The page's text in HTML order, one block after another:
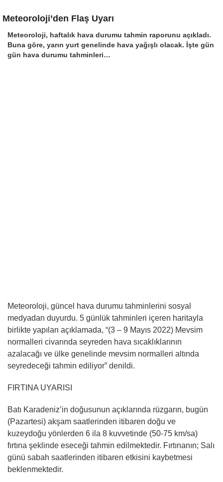
Meteoroloji’den Flaş Uyarı
Meteoroloji, haftalık hava durumu tahmin raporunu açıkladı.
Buna göre, yarın yurt genelinde hava yağışlı olacak. İşte gün
gün hava durumu tahminleri…
Meteoroloji, güncel hava durumu tahminlerini sosyal
medyadan duyurdu. 5 günlük tahminleri içeren haritayla
birlikte yapılan açıklamada, “(3 – 9 Mayıs 2022) Mevsim
normalleri civarında seyreden hava sıcaklıklarının
azalacağı ve ülke genelinde mevsim normalleri altında
seyredeceği tahmin ediliyor” denildi.
FIRTINA UYARISI
Batı Karadeniz’in doğusunun açıklarında rüzgarın, bugün
(Pazartesi) akşam saatlerinden itibaren doğu ve
kuzeydoğu yönlerden 6 ila 8 kuvvetinde (50-75 km/sa)
fırtına şeklinde eseceği tahmin edilmektedir. Fırtınanın; Salı
günü sabah saatlerinden itibaren etkisini kaybetmesi
beklenmektedir.